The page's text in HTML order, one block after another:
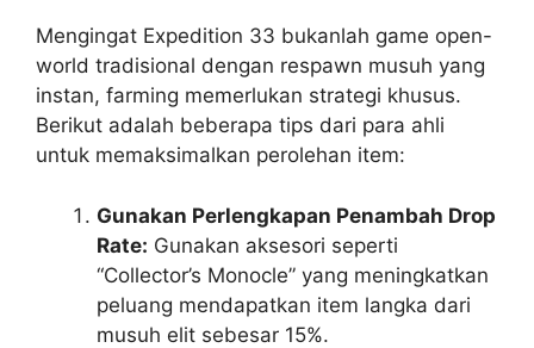
Mengingat Expedition 33 bukanlah game open-
world tradisional dengan respawn musuh yang
instan, farming memerlukan strategi khusus.
Berikut adalah beberapa tips dari para ahli
untuk memaksimalkan perolehan item:
Gunakan Perlengkapan Penambah Drop
Rate: Gunakan aksesori seperti
“Collector’s Monocle” yang meningkatkan
peluang mendapatkan item langka dari
musuh elit sebesar 15%.